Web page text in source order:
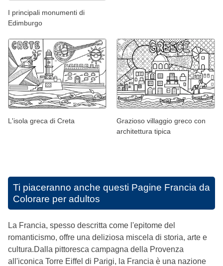
I principali monumenti di
Edimburgo
L'isola greca di Creta
Grazioso villaggio greco con
architettura tipica
Ti piaceranno anche questi Pagine Francia da
Colorare per adultos
La Francia, spesso descritta come l'epitome del
romanticismo, offre una deliziosa miscela di storia, arte e
cultura.Dalla pittoresca campagna della Provenza
all'iconica Torre Eiffel di Parigi, la Francia è una nazione